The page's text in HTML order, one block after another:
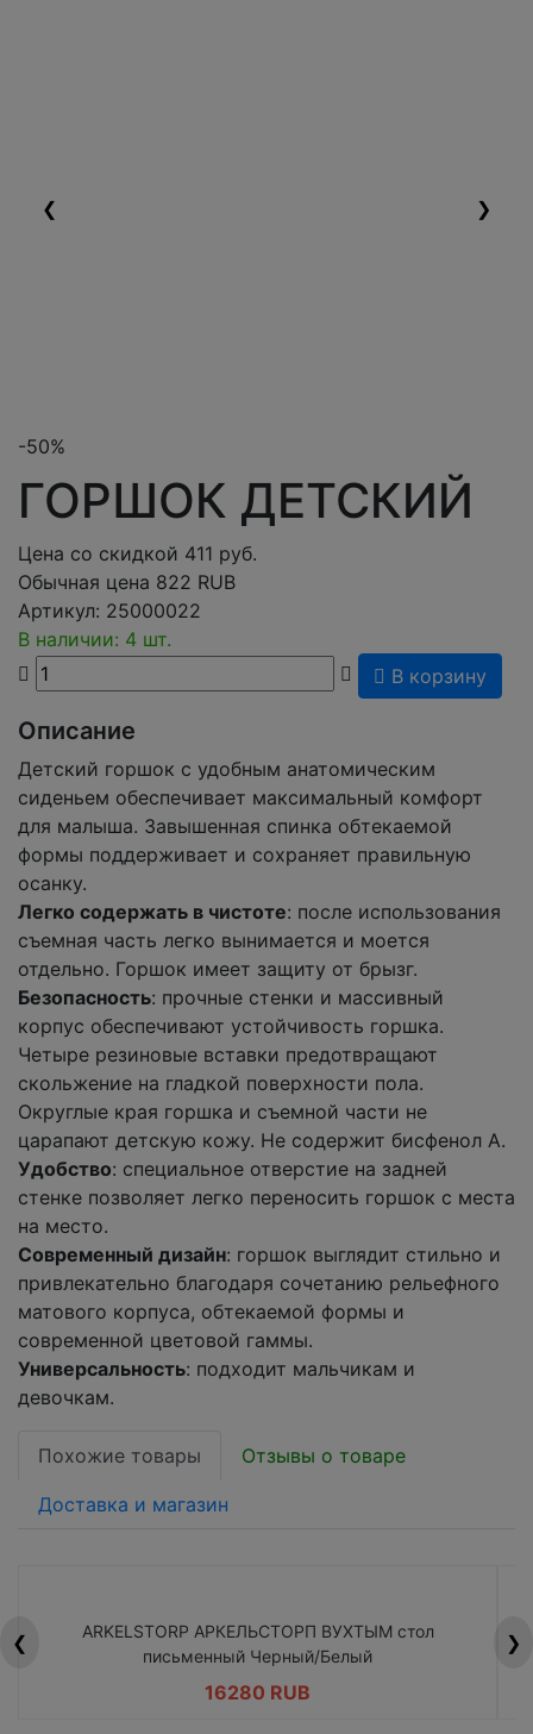
❮ ❯
-50%
ГОРШОК ДЕТСКИЙ
Цена со скидкой 411 руб.
Обычная цена 822 RUB
Артикул: 25000022
В наличии: 4 шт.
В корзину
Описание
Детский горшок с удобным анатомическим
сиденьем обеспечивает максимальный комфорт
для малыша. Завышенная спинка обтекаемой
формы поддерживает и сохраняет правильную
осанку.
Легко содержать в чистоте: после использования
съемная часть легко вынимается и моется
отдельно. Горшок имеет защиту от брызг.
Безопасность: прочные стенки и массивный
корпус обеспечивают устойчивость горшка.
Четыре резиновые вставки предотвращают
скольжение на гладкой поверхности пола.
Округлые края горшка и съемной части не
царапают детскую кожу. Не содержит бисфенол А.
Удобство: специальное отверстие на задней
стенке позволяет легко переносить горшок с места
на место.
Современный дизайн: горшок выглядит стильно и
привлекательно благодаря сочетанию рельефного
матового корпуса, обтекаемой формы и
современной цветовой гаммы.
Универсальность: подходит мальчикам и
девочкам.
Похожие товары Отзывы о товаре
Доставка и магазин
❮
ARKELSTORP АРКЕЛЬСТОРП ВУХТЫМ стол
письменный Черный/Белый
16280 RUB
❯